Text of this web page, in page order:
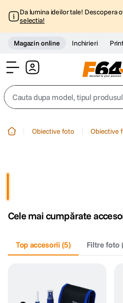
Da lumina ideilor tale! Descopera
selectia!
Magazin online Inchirieri
Cauta dupa model, tipul produsului,
4 peak design
5. lavaliera
card memorie
Obiective foto Obiective
Cele mai cumpărate
Top accesorii (5) Filtre foto